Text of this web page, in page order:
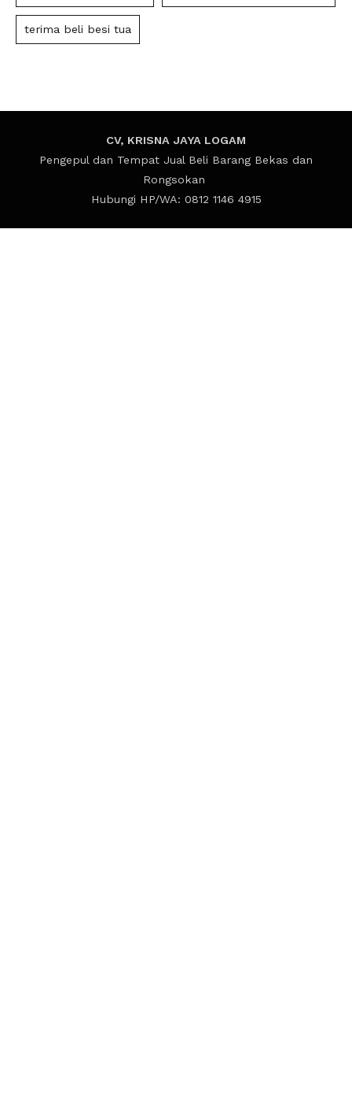
terima beli besi tua
CV, KRISNA JAYA LOGAM
Pengepul dan Tempat Jual Beli Barang Bekas dan
Rongsokan
Hubungi HP/WA: 0812 1146 4915